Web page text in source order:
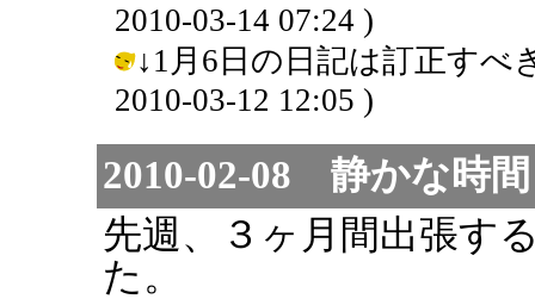
2010-03-14 07:24 )
↓1月6日の日記は訂正す
2010-03-12 12:05 )
2010-02-08 静かな時間
先週、３ヶ月間出張す
た。